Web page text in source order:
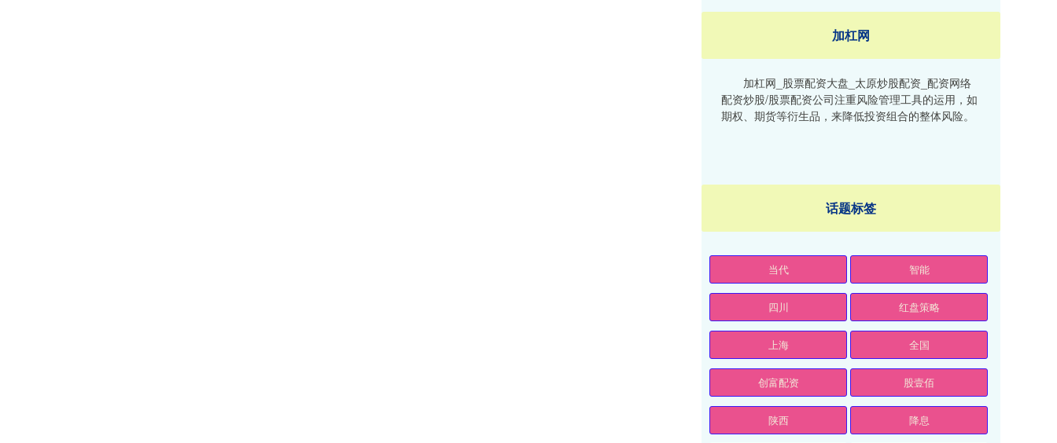
加杠网
加杠网_股票配资大盘_太原炒股配资_配资网络
配资炒股/股票配资公司注重风险管理工具的运用，如
期权、期货等衍生品，来降低投资组合的整体风险。
话题标签
当代 智能
四川 红盘策略
上海 全国
创富配资 股壹佰
陕西 降息